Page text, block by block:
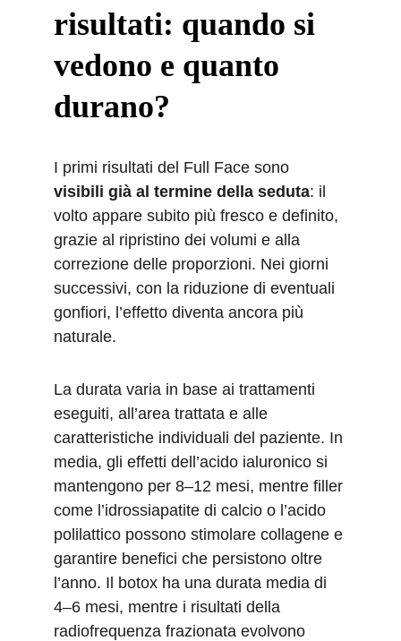
risultati: quando si
vedono e quanto
durano?
I primi risultati del Full Face sono
visibili già al termine della seduta: il
volto appare subito più fresco e definito,
grazie al ripristino dei volumi e alla
correzione delle proporzioni. Nei giorni
successivi, con la riduzione di eventuali
gonfiori, l’effetto diventa ancora più
naturale.
La durata varia in base ai trattamenti
eseguiti, all’area trattata e alle
caratteristiche individuali del paziente. In
media, gli effetti dell’acido ialuronico si
mantengono per 8–12 mesi, mentre filler
come l’idrossiapatite di calcio o l’acido
polilattico possono stimolare collagene e
garantire benefici che persistono oltre
l’anno. Il botox ha una durata media di
4–6 mesi, mentre i risultati della
radiofrequenza frazionata evolvono